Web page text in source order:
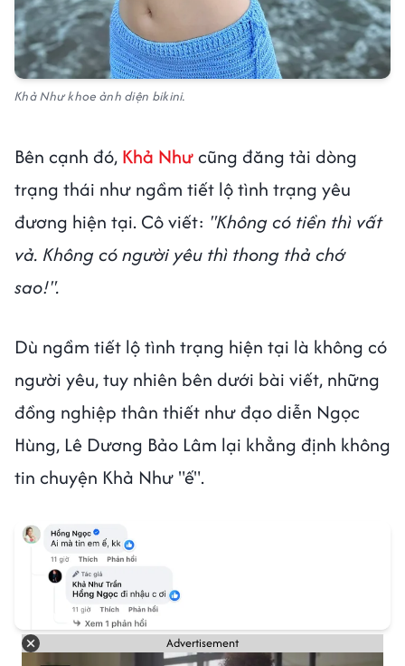
Khả Như khoe ảnh diện bikini.
Bên cạnh đó, Khả Nhưcũng đăng tải dòng
trạng thái như ngầm tiết lộ tình trạng yêu
đương hiện tại. Cô viết: "Không có tiền thì vất
vả. Không có người yêu thì thong thả chớ
sao!".
Dù ngầm tiết lộ tình trạng hiện tại là không có
người yêu, tuy nhiên bên dưới bài viết, những
đồng nghiệp thân thiết như đạo diễn Ngọc
Hùng, Lê Dương Bảo Lâm lại khẳng định không
tin chuyện Khả Như "ế".
Advertisement